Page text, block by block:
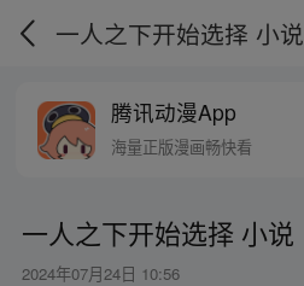
一人之下开始选择 小说
腾讯动漫App
海量正版漫画畅快看
一人之下开始选择 小说
2024年07月24日 10:56